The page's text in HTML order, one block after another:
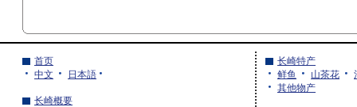
首页
中文
日本語
长崎概要
长崎特产
鲜鱼
山茶花
其他物产